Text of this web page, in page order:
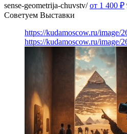
sense-geometrija-chuvstv/ от 1 400 ₽
Советуем Выставки
https://kudamoscow.ru/image/
https://kudamoscow.ru/image/